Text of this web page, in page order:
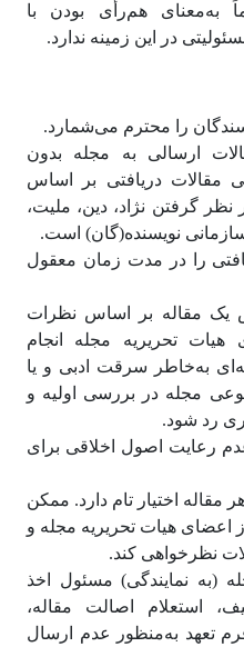
به‌معنای هم‌رأی بودن با
در این زمینه ندارد.
را محترم می‌شمارد.
ارسالی به مجله بدون
مقالات دریافتی بر اساس
گرفتن نژاد، دین، ملیت،
نویسنده(گان) است.
را در مدت زمان معقول
یک مقاله بر اساس نظرات
هیات تحریریه مجله انجام
به‌خاطر سرقت ادبی و یا
مجله در بررسی اولیه و
رد شود.
رعایت اصول اخلاقی برای
مقاله اختیار تام دارد. ممکن
اعضای هیات تحریریه مجله و
نظرخواهی کند.
(به نمایندگی) مسئول اخذ
استعلام اصالت مقاله،
تعهد به‌منظور عدم ارسال